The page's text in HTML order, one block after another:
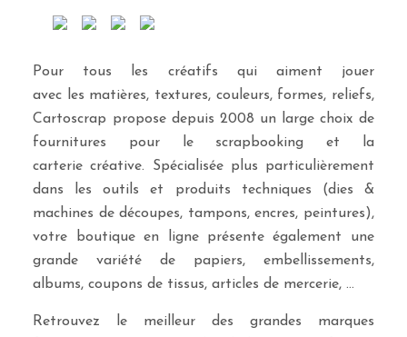
Pour tous les créatifs qui aiment jouer
avec les matières, textures, couleurs, formes, reliefs,
Cartoscrap propose depuis 2008 un large choix de
fournitures pour le scrapbooking et la
carterie créative. Spécialisée plus particulièrement
dans les outils et produits techniques (dies &
machines de découpes, tampons, encres, peintures),
votre boutique en ligne présente également une
grande variété de papiers, embellissements,
albums, coupons de tissus, articles de mercerie, …
Retrouvez le meilleur des grandes marques